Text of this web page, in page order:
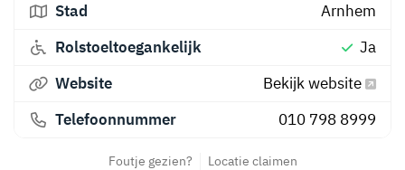
Stad
Arnhem
Rolstoeltoegankelijk
Ja
Website
Bekijk website
Telefoonnummer
010 798 8999
Foutje gezien? Locatie claimen